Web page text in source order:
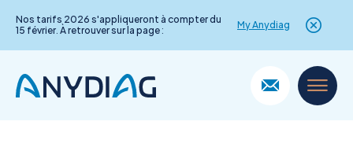
Nos tarifs 2026 s'appliqueront à compter du
15 février. À retrouver sur la page :
My Anydiag
content